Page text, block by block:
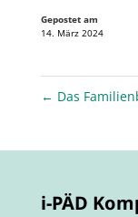
Gepostet am
14. März 2024
← Das
i-PÄD